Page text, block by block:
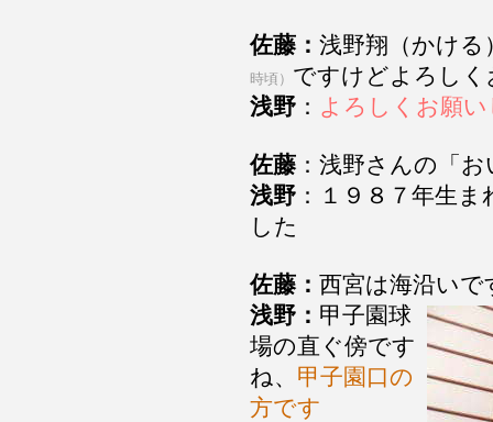
佐藤： 浅野翔（かける
時頃） ですけどよろし
浅野 ： よろしくお願
佐藤 ：浅野さんの「
浅野 ：１９８７年生ま
した
佐藤： 西宮は海沿い
浅野： 甲子園球
場の直ぐ傍です
ね、 甲子園口の
方です